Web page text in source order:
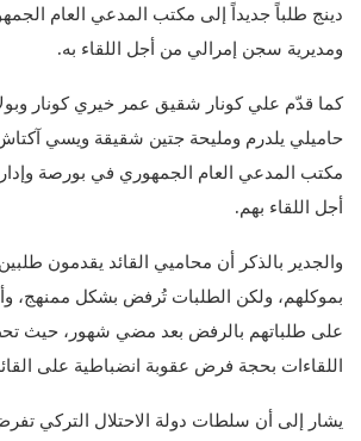
دينج طلباً جديداً إلى مكتب المدعي العام
ومديرية سجن إمرالي من أجل اللقاء به.
كما قدّم علي كونار شقيق عمر خيري كونار
حاميلي يلدرم ومليحة جتين شقيقة ويسي
مكتب المدعي العام الجمهوري في بورصة
أجل اللقاء بهم.
والجدير بالذكر أن محاميي القائد يقدمون
بموكلهم، ولكن الطلبات تُرفض بشكل ممنهج،
على طلباتهم بالرفض بعد مضي شهور، حيث
اللقاءات بحجة فرض عقوبة انضباطية على
يشار إلى أن سلطات دولة الاحتلال التركي